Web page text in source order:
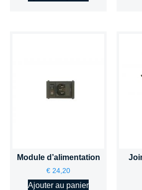
Module d’alimentation
€ 24,20
Ajouter au panier